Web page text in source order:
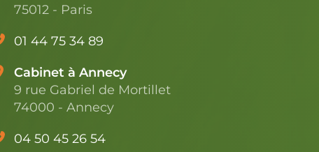
75012 - Paris
01 44 75 34 89
Cabinet à Annecy
9 rue Gabriel de Mortillet
74000 - Annecy
04 50 45 26 54